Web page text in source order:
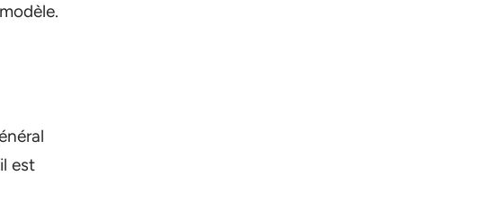
est